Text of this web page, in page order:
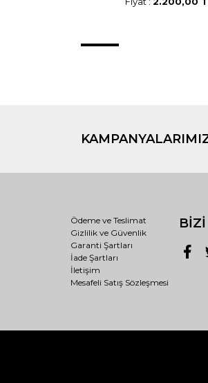
Ödeme ve Teslimat
Gizlilik ve Güvenlik
Garanti Şartları
İade Şartları
İletişim
Mesafeli Satış Sözleşmesi